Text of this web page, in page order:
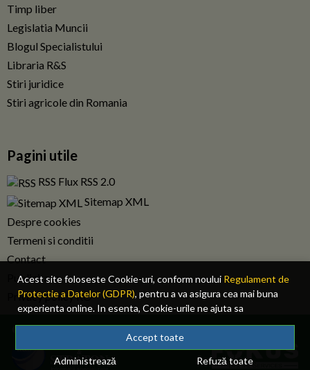
Acest site foloseste Cookie-uri, conform noului Regulament de
Protectie a Datelor (GDPR), pentru a va asigura cea mai buna
experienta online. In esenta, Cookie-urile ne ajuta sa
imbunatatim continutul de pe site, oferindu-va dvs., cititorul, o
experienta online personalizata si mult mai rapida. Ele sunt
folosite doar de site-ul nostru si partenerii nostri de incredere.
AICIpentru detalii despre politica de Cookie-uri.
Accept toate
Administrează
Refuză toate
Timp liber
Legislatia Muncii
Blogul Specialistului
Libraria R&S
Stiri juridice
Stiri agricole din Romania
Pagini utile
RSS Flux RSS 2.0
Sitemap XML
Despre cookies
Termeni si conditii
Contact
Publicitate
Privacy policy RO
© 2026 Fiscalitatea.ro. Toate drepturile rezervate.